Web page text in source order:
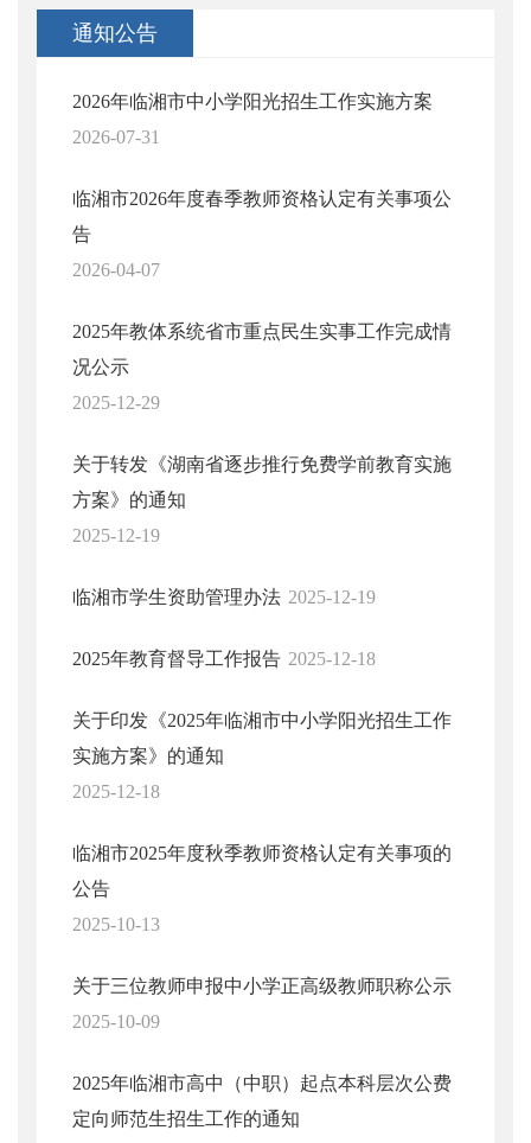
通知公告
2026年临湘市中小学阳光招生工作实施方案
2026-07-31
临湘市2026年度春季教师资格认定有关事项公
告
2026-04-07
2025年教体系统省市重点民生实事工作完成情
况公示
2025-12-29
关于转发《湖南省逐步推行免费学前教育实施
方案》的通知
2025-12-19
临湘市学生资助管理办法 2025-12-19
2025年教育督导工作报告 2025-12-18
关于印发《2025年临湘市中小学阳光招生工作
实施方案》的通知
2025-12-18
临湘市2025年度秋季教师资格认定有关事项的
公告
2025-10-13
关于三位教师申报中小学正高级教师职称公示
2025-10-09
2025年临湘市高中（中职）起点本科层次公费
定向师范生招生工作的通知